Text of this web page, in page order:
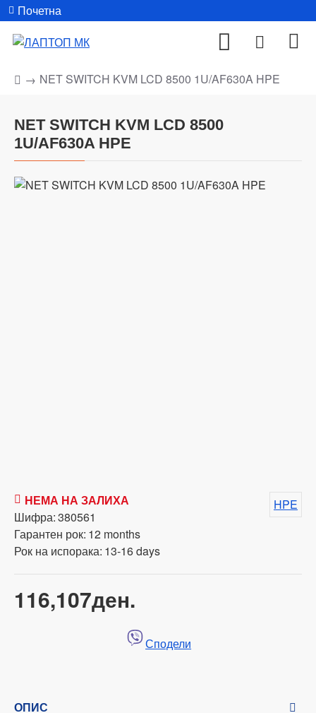
Почетна
NET SWITCH KVM LCD 8500 1U/AF630A HPE
NET SWITCH KVM LCD 8500
1U/AF630A HPE
116,107ден.
НЕМА НА ЗАЛИХА
Шифра:380561
Гарантен рок: 12 months
Рок на испорака: 13-16 days
HPE
Сподели
ОПИС